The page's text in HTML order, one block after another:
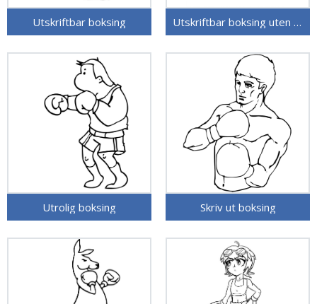
Utskriftbar boksing Utskriftbar boksing uten kostnad
Utrolig boksing Skriv ut boksing